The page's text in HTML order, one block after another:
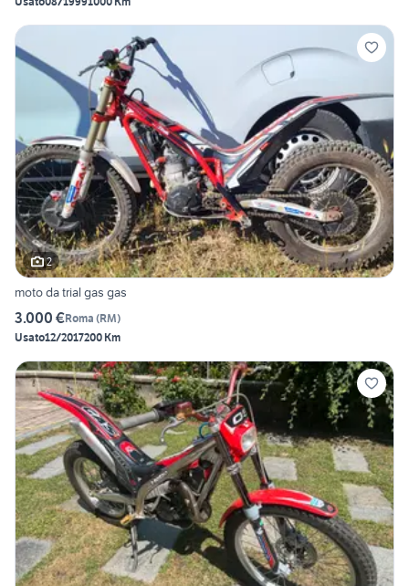
2
moto da trial gas gas
3.000 €Roma (RM)
Usato12/2017200 Km